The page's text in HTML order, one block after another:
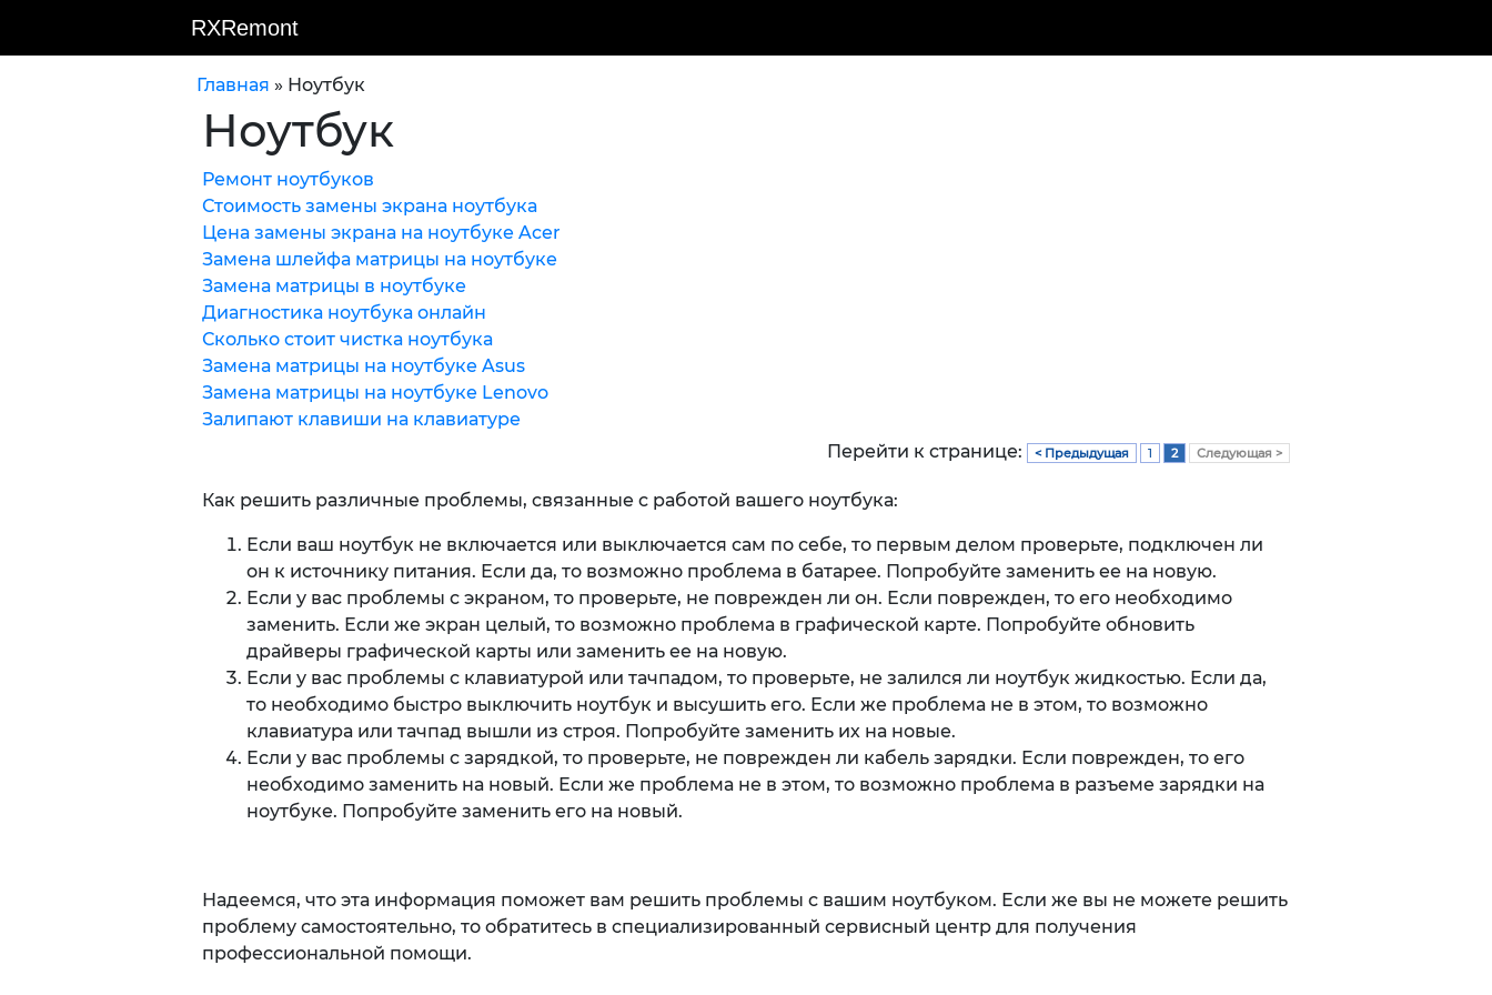
RXRemont
Главная » Ноутбук
Ноутбук
Ремонт ноутбуков
Стоимость замены экрана ноутбука
Цена замены экрана на ноутбуке Acer
Замена шлейфа матрицы на ноутбуке
Замена матрицы в ноутбуке
Диагностика ноутбука онлайн
Сколько стоит чистка ноутбука
Замена матрицы на ноутбуке Asus
Замена матрицы на ноутбуке Lenovo
Залипают клавиши на клавиатуре
Перейти к странице:
< Предыдущая 1 2 Следующая >
Как решить различные проблемы, связанные с работой вашего ноутбука:
Если ваш ноутбук не включается или выключается сам по себе, то первым делом проверьте, подключен ли
он к источнику питания. Если да, то возможно проблема в батарее. Попробуйте заменить ее на новую.
Если у вас проблемы с экраном, то проверьте, не поврежден ли он. Если поврежден, то его необходимо
заменить. Если же экран целый, то возможно проблема в графической карте. Попробуйте обновить
драйверы графической карты или заменить ее на новую.
Если у вас проблемы с клавиатурой или тачпадом, то проверьте, не залился ли ноутбук жидкостью. Если да,
то необходимо быстро выключить ноутбук и высушить его. Если же проблема не в этом, то возможно
клавиатура или тачпад вышли из строя. Попробуйте заменить их на новые.
Если у вас проблемы с зарядкой, то проверьте, не поврежден ли кабель зарядки. Если поврежден, то его
необходимо заменить на новый. Если же проблема не в этом, то возможно проблема в разъеме зарядки на
ноутбуке. Попробуйте заменить его на новый.
Надеемся, что эта информация поможет вам решить проблемы с вашим ноутбуком. Если же вы не можете решить
проблему самостоятельно, то обратитесь в специализированный сервисный центр для получения
профессиональной помощи.